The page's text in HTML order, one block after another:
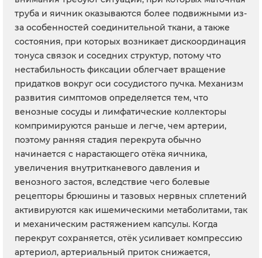
труба и яичник оказываются более подвижными из-
за особенностей соединительной ткани, а также
состояния, при которых возникает дискоординация
тонуса связок и соседних структур, потому что
нестабильность фиксации облегчает вращение
придатков вокруг оси сосудистого пучка. Механизм
развития симптомов определяется тем, что
венозные сосуды и лимфатические коллекторы
компримируются раньше и легче, чем артерии,
поэтому ранняя стадия перекрута обычно
начинается с нарастающего отёка яичника,
увеличения внутритканевого давления и
венозного застоя, вследствие чего болевые
рецепторы брюшины и тазовых нервных сплетений
активируются как ишемическими метаболитами, так
и механическим растяжением капсулы. Когда
перекрут сохраняется, отёк усиливает компрессию
артериол, артериальный приток снижается,